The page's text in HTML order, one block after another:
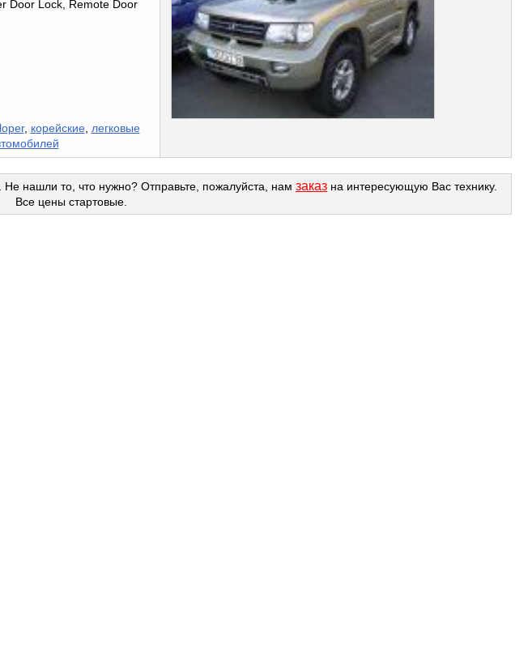
Door Lock, Remote Door
, корейские, легковые
нашли то, что нужно? Отправьте, пожалуйста, нам заказ на интересующую Вас технику.
Все цены стартовые.